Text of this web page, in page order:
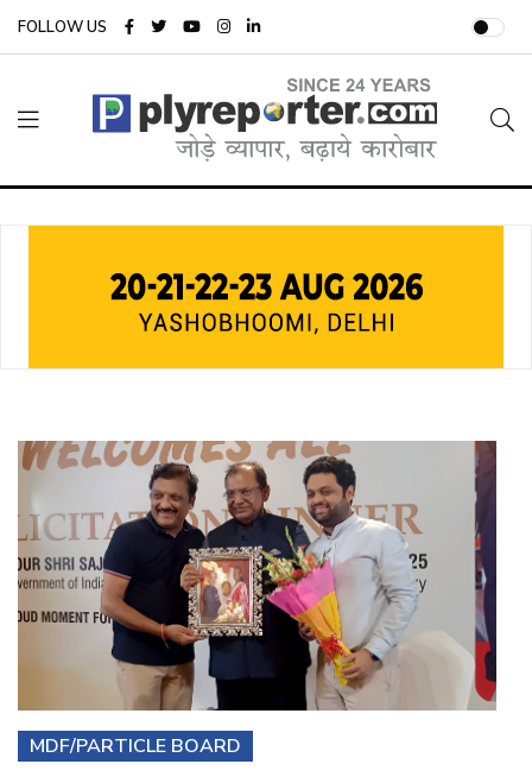
FOLLOW US
MDF/PARTICLE BOARD